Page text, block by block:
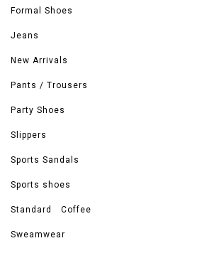
Formal Shoes
Jeans
New Arrivals
Pants / Trousers
Party Shoes
Slippers
Sports Sandals
Sports shoes
Standard Coffee
Sweamwear